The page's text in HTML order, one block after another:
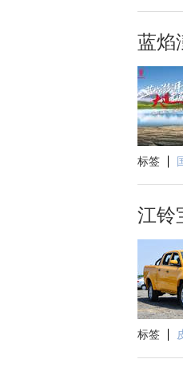
蓝焰
标签
江铃
标签